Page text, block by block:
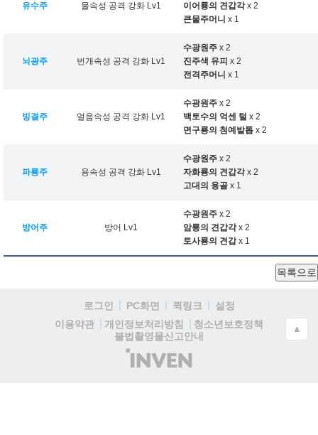
유수주 물속성 공격 강화 Lv1
이어룡의 견갑각x 2
큰물주머니 x 1
뇌광주 번개속성 공격 강화 Lv1
수광원주 x 2
진주색 유피 x 2
전격주머니 x 1
빙결주 얼음속성 공격 강화 Lv1
수광원주 x 2
백토수의 억센 털 x 2
면구룡의 첨예발톱 x 2
파룡주 용속성 공격 강화 Lv1
수광원주 x 2
자화룡의 견갑각x 2
고대의 용골 x 1
방어주 방어 Lv1
수광원주 x 2
암룡의 견갑각x 2
토사룡의 견갑x 1
목록으로
로그인 PC화면 퀵링크
설정
이용약관
개인정보처리방침
청소년보호정책
불법촬영물신고안내
(주)
인
▲